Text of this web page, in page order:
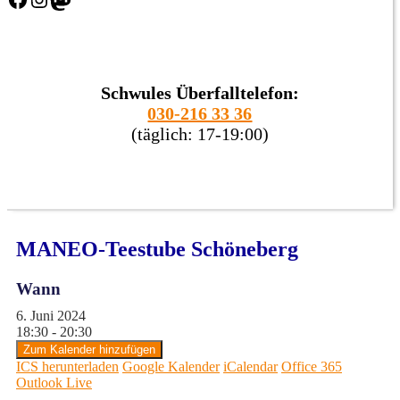
Schwules Überfalltelefon:
030-216 33 36
(täglich: 17-19:00)
MANEO-Teestube Schöneberg
Wann
6. Juni 2024
18:30 - 20:30
Zum Kalender hinzufügen
ICS herunterladen Google Kalender iCalendar Office 365
Outlook Live